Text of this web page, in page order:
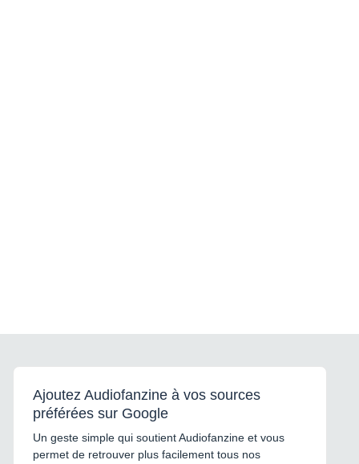
Ajoutez Audiofanzine à vos sources
préférées sur Google
Un geste simple qui soutient Audiofanzine et vous
permet de retrouver plus facilement tous nos